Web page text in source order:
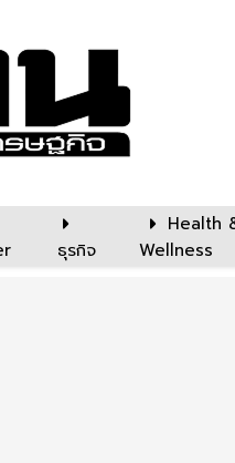
ธุรกิจ
Health
Wellness